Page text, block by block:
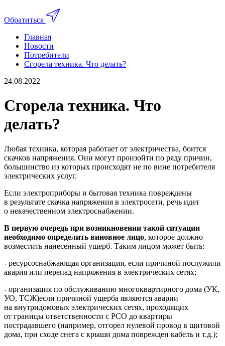
Обратиться
Главная
Новости
Потребители
Сгорела техника. Что делать?
24.08.2022
Сгорела техника. Что
делать?
Любая техника, которая работает от электричества, боится
скачков напряжения. Они могут произойти по ряду причин,
большинство из которых происходят не по вине потребителя
электрических услуг.
Если электроприборы и бытовая техника повреждены
в результате скачка напряжения в электросети, речь идет
о некачественном электроснабжении.
В первую очередь при возникновении такой ситуации
необходимо определить виновное лицо, которое должно
возместить нанесенный ущерб. Таким лицом может быть:
- ресурсоснабжающая организация, если причиной послужили
авария или перепад напряжения в электрических сетях;
- организация по обслуживанию многоквартирного дома (УК,
УО, ТСЖ)если причиной ущерба являются аварии
на внутридомовых электрических сетях, проходящих
от границы ответственности с РСО до квартиры
пострадавшего (например, отгорел нулевой провод в щитовой
дома, при сходе снега с крыши дома поврежден кабель и т.д.);